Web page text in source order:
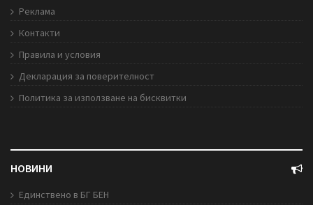
Реклама
Контакти
Правила и условия
Декларация за поверителност
Политика за използване на бисквитки
НОВИНИ
Единствено в БГ БЕН